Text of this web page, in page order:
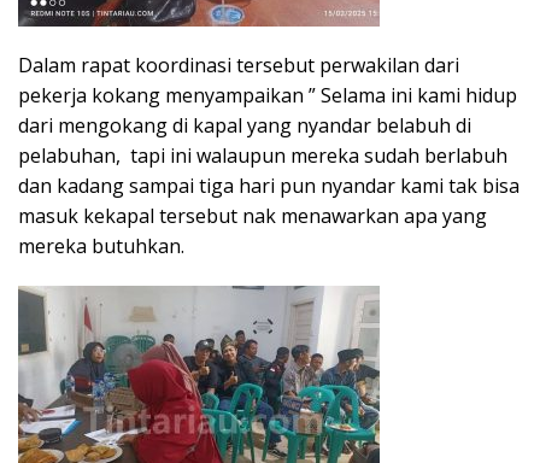
Dalam rapat koordinasi tersebut perwakilan dari
pekerja kokang menyampaikan ” Selama ini kami hidup
dari mengokang di kapal yang nyandar belabuh di
pelabuhan, tapi ini walaupun mereka sudah berlabuh
dan kadang sampai tiga hari pun nyandar kami tak bisa
masuk kekapal tersebut nak menawarkan apa yang
mereka butuhkan.